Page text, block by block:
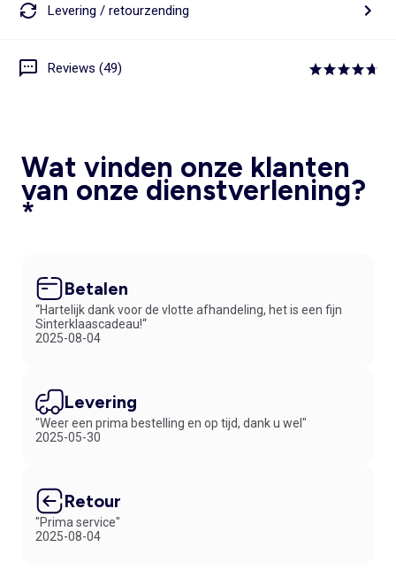
Levering / retourzending
Reviews (49)
Wat vinden onze klanten
van onze dienstverlening?
*
Betalen
“Hartelijk dank voor de vlotte afhandeling, het is een fijn
Sinterklaascadeau!“
2025-08-04
Levering
"Weer een prima bestelling en op tijd, dank u wel"
2025-05-30
Retour
"Prima service"
2025-08-04